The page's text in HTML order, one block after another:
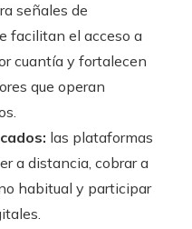
señales de
facilitan el acceso a
cuantía y fortalecen
que operan
las plataformas
a distancia, cobrar a
habitual y participar